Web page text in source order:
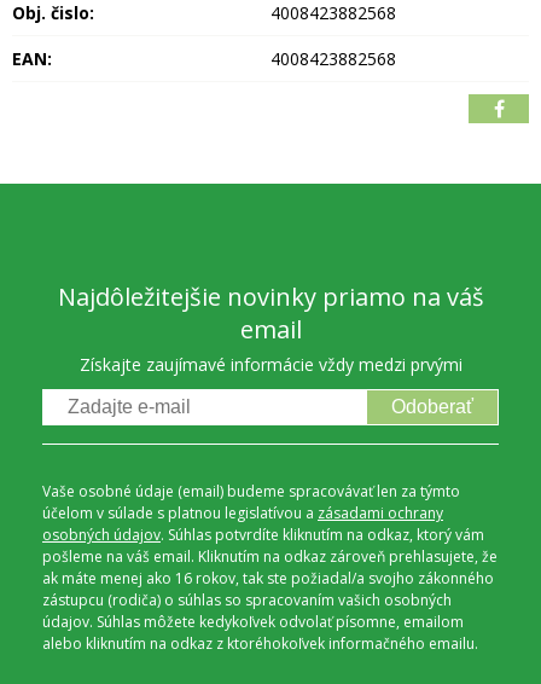
Obj. čislo:
4008423882568
EAN:
4008423882568
Najdôležitejšie novinky priamo na váš
email
Získajte zaujímavé informácie vždy medzi prvými
Odoberať
Vaše osobné údaje (email) budeme spracovávať len za týmto
účelom v súlade s platnou legislatívou a zásadami ochrany
osobných údajov. Súhlas potvrdíte kliknutím na odkaz, ktorý vám
pošleme na váš email. Kliknutím na odkaz zároveň prehlasujete, že
ak máte menej ako 16 rokov, tak ste požiadal/a svojho zákonného
zástupcu (rodiča) o súhlas so spracovaním vašich osobných
údajov. Súhlas môžete kedykoľvek odvolať písomne, emailom
alebo kliknutím na odkaz z ktoréhokoľvek informačného emailu.